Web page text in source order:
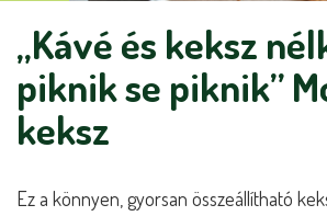
„Kávé és keksz
piknik se piknik”
keksz
Ez a könnyen, gyorsan összeállítható